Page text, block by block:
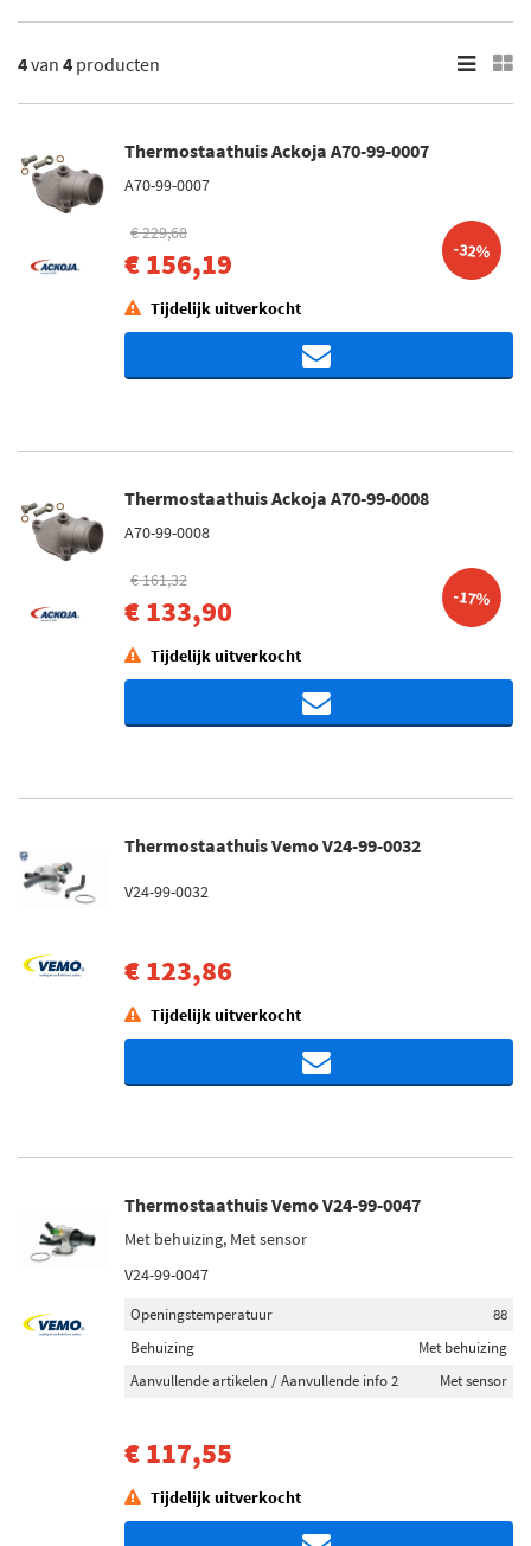
Merk
Ackoja (2)
Vemo (2)
4van 4 producten
Thermostaathuis Ackoja A70-99-0007
A70-99-0007
€ 229,68
€ 156,19 -32%
Tijdelijk uitverkocht
Thermostaathuis Ackoja A70-99-0008
A70-99-0008
€ 161,32
€ 133,90 -17%
Tijdelijk uitverkocht
Thermostaathuis Vemo V24-99-0032
V24-99-0032
€ 123,86
Tijdelijk uitverkocht
Thermostaathuis Vemo V24-99-0047
Met behuizing, Met sensor
V24-99-0047
Openingstemperatuur
88
Behuizing
Met behuizing
Aanvullende artikelen / Aanvullende info 2
Met sensor
€ 117,55
Tijdelijk uitverkocht